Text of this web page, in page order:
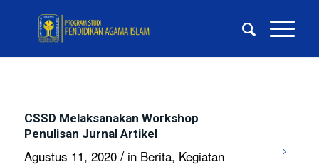
CSSD Melaksanakan Workshop
Penulisan Jurnal Artikel
Agustus 11, 2020 / in Berita, Kegiatan